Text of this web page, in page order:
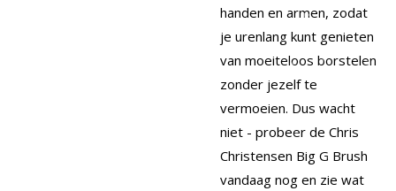
handen en armen, zodat
je urenlang kunt genieten
van moeiteloos borstelen
zonder jezelf te
vermoeien. Dus wacht
niet - probeer de Chris
Christensen Big G Brush
vandaag nog en zie wat